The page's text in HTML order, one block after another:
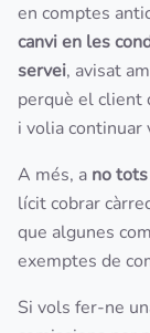
en comptes
canvi en les
servei, avisat
perquè el client
i volia
A més, a no
lícit cobrar
que algunes
exemptes de
Si vols fer-ne